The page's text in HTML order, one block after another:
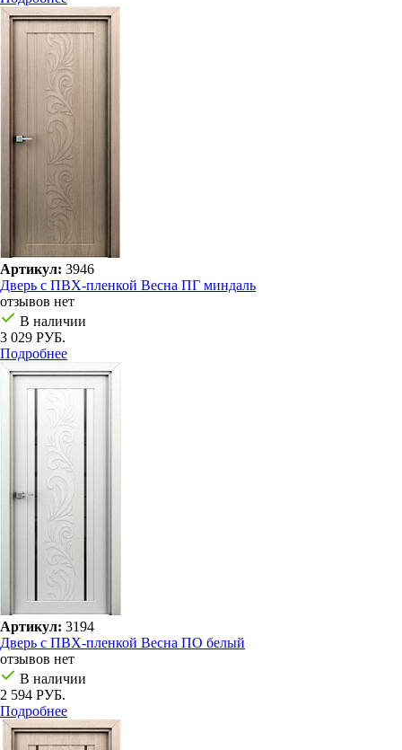
Артикул: 3946
Дверь с ПВХ-пленкой Весна ПГ миндаль
отзывов нет
В наличии
3 029 РУБ.
Подробнее
Артикул: 3194
Дверь с ПВХ-пленкой Весна ПО белый
отзывов нет
В наличии
2 594 РУБ.
Подробнее